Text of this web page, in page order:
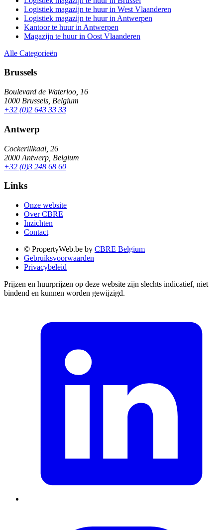
Logistiek magazijn te huur in West Vlaanderen
Logistiek magazijn te huur in Antwerpen
Kantoor te huur in Antwerpen
Magazijn te huur in Oost Vlaanderen
Alle Categorieën
Brussels
Boulevard de Waterloo, 16
1000 Brussels, Belgium
+32 (0)2 643 33 33
Antwerp
Cockerillkaai, 26
2000 Antwerp, Belgium
+32 (0)3 248 68 60
Links
Onze website
Over CBRE
Inzichten
Contact
© PropertyWeb.be by CBRE Belgium
Gebruiksvoorwaarden
Privacybeleid
Prijzen en huurprijzen op deze website zijn slechts indicatief, niet
bindend en kunnen worden gewijzigd.